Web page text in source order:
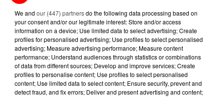
PLUS CHER QU'IL Y A CINQ ANS,
ALERTE L’ONU
5 août 2026
QUELLES SONT LES MARQUES QUI
OFFRENT LE MEILLEUR RAPPORT...
We and our (447) partnersdo the following data processing based on
your consent and/or our legitimate interest: Store and/or access
information on a device; Use limited data to select advertising; Create
profiles for personalised advertising; Use profiles to select personalised
advertising; Measure advertising performance; Measure content
performance; Understand audiences through statistics or combinations
of data from different sources; Develop and improve services; Create
profiles to personalise content; Use profiles to select personalised
content; Use limited data to select content; Ensure security, prevent and
detect fraud, and fix errors; Deliver and present advertising and content;